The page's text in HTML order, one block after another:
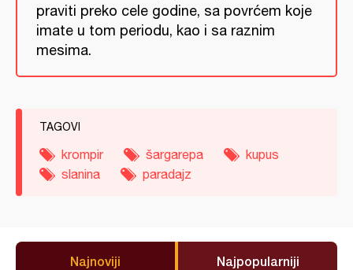
praviti preko cele godine, sa povrćem koje
imate u tom periodu, kao i sa raznim
mesima.
TAGOVI
krompir šargarepa
kupus
slanina
paradajz
Najnoviji Najpopularniji